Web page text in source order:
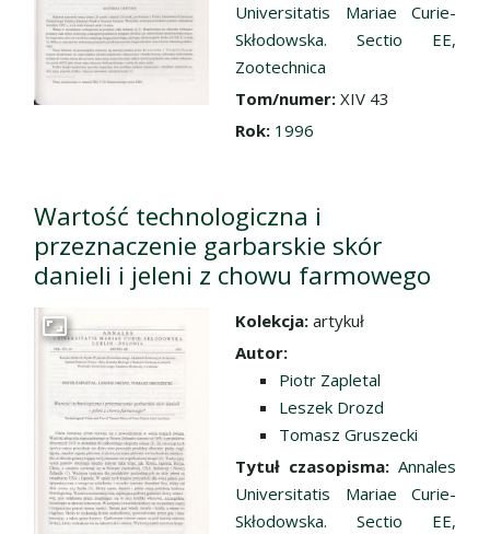
Universitatis Mariae Curie-
Skłodowska. Sectio EE,
Zootechnica
Tom/numer: XIV 43
Rok: 1996
Wartość technologiczna i
przeznaczenie garbarskie skór
danieli i jeleni z chowu farmowego
Przejdź do zbioru
Kolekcja: artykuł
Autor:
Piotr Zapletal
Leszek Drozd
Tomasz Gruszecki
Tytuł czasopisma: Annales
Universitatis Mariae Curie-
Skłodowska. Sectio EE,